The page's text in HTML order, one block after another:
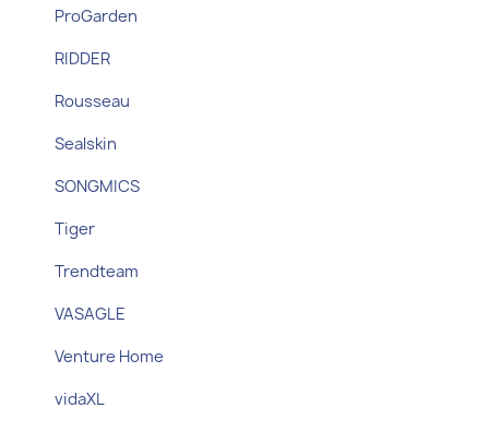
ProGarden
RIDDER
Rousseau
Sealskin
SONGMICS
Tiger
Trendteam
VASAGLE
Venture Home
vidaXL